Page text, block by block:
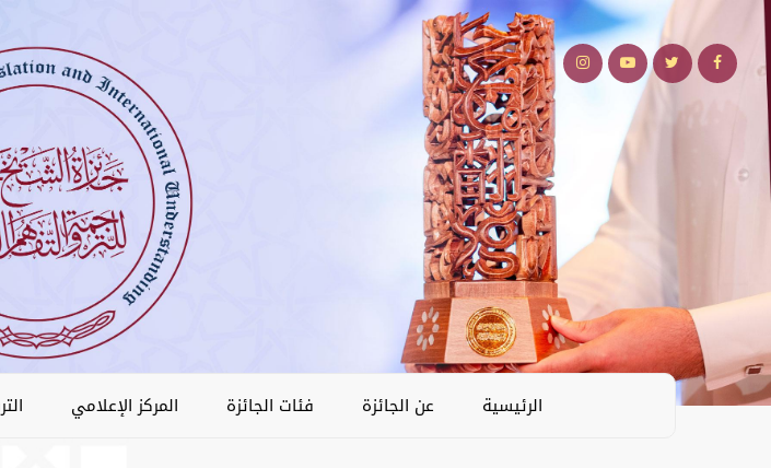
الرئيسية عن الجائزة فئات الجائزة المركز الإعلامي